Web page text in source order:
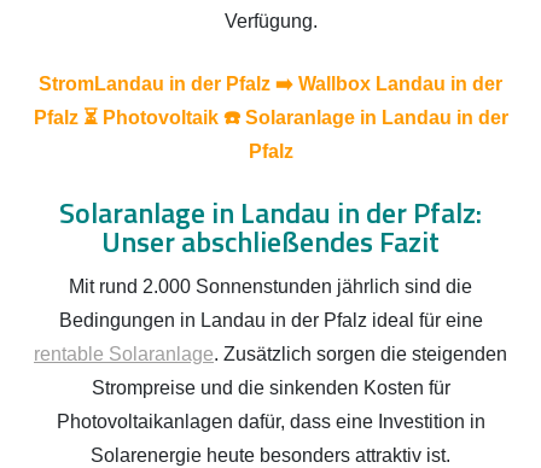
Verfügung.
StromLandau in der Pfalz ➡️ Wallbox Landau in der
Pfalz ⏳ Photovoltaik ☎️ Solaranlage in Landau in der
Pfalz
Solaranlage in Landau in der Pfalz:
Unser abschließendes Fazit
Mit rund 2.000 Sonnenstunden jährlich sind die
Bedingungen in Landau in der Pfalz ideal für eine
rentable Solaranlage. Zusätzlich sorgen die steigenden
Strompreise und die sinkenden Kosten für
Photovoltaikanlagen dafür, dass eine Investition in
Solarenergie heute besonders attraktiv ist.